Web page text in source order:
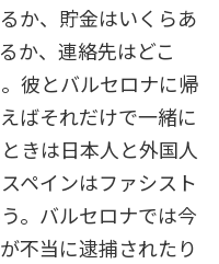
か、貯金はいくらあ
か、連絡先はどこ
彼とバルセロナに帰
ばそれだけで一緒に
きは日本人と外国人
ペインはファシスト
。バルセロナでは今
不当に逮捕されたり